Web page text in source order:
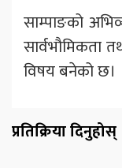
साम्पाङको
सार्वभौमिकता
विषय बनेको छ।
प्रतिक्रिया दिनुहोस्